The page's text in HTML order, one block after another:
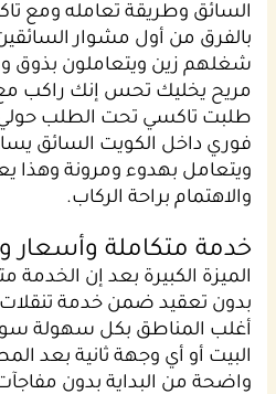
السائق وطريقة تعامله ومع
بالفرق من أول مشوار
شغلهم زين ويتعاملون بذوق
مريح يخليك تحس إنك راكب
طلبت تاكسي تحت الطلب
فوري داخل الكويت السائق
ويتعامل بهدوء ومرونة وهذا
والاهتمام براحة الركاب.
خدمة متكاملة وأسعار
الميزة الكبيرة بعد إن الخدمة
بدون تعقيد ضمن خدمة
أغلب المناطق بكل سهولة
البيت أو أي وجهة ثانية بعد
واضحة من البداية بدون